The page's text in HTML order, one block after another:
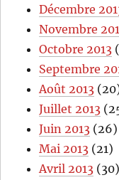
Décembre
Novembre
Octobre 2013
Septembre
Août 2013
Juillet 2013
Juin 2013 (26)
Mai 2013 (21)
Avril 2013 (30)